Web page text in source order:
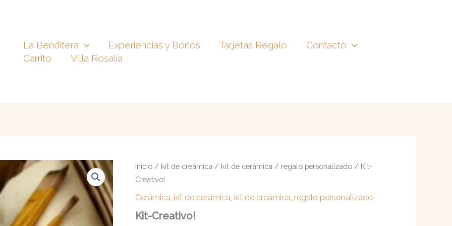
La Benditera Experiencias y Bonos Tarjetas Regalo
Contacto
Carrito
Villa Rosalía
Inicio / kit de creámica / kit de cerámica / regalo personalizado / Kit-
Creativo!
Cerámica kit de cerámica kit de creámica regalo personalizado
Kit-Creativo!
Kit-
cantidad